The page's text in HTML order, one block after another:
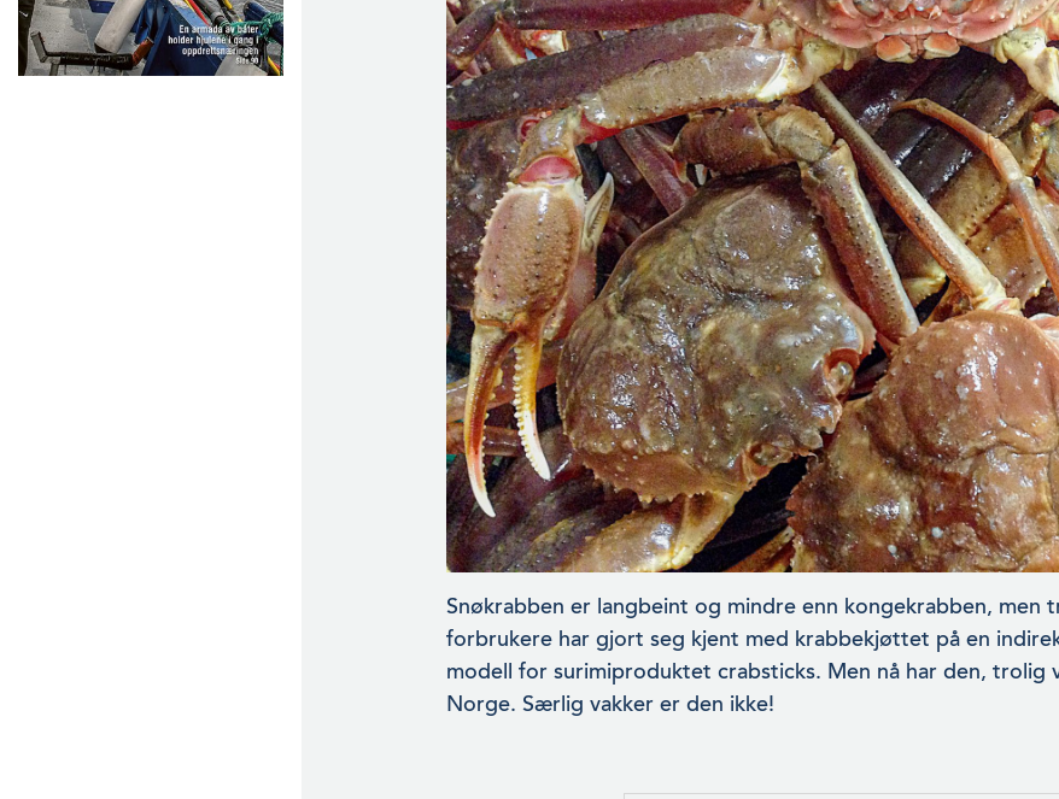
Snøkrabben er langbeint og mindre enn kongekrabben, men
forbrukere har gjort seg kjent med krabbekjøttet på en
modell for surimiproduktet crabsticks. Men nå har den, trolig
Norge. Særlig vakker er den ikke!